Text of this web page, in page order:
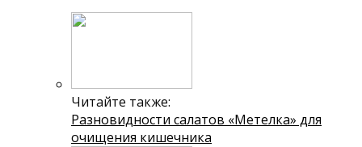
Читайте также:
Разновидности салатов «Метелка» для
очищения кишечника